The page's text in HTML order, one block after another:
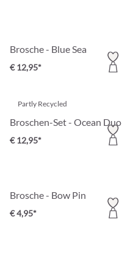
Brosche - Blue Sea
€ 12,95*
Partly Recycled
Broschen-Set - Ocean Duo
€ 12,95*
Brosche - Bow Pin
€ 4,95*